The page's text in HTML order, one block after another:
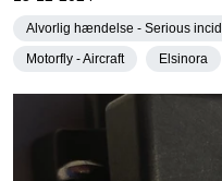
Alvorlig hændelse - Serious
Motorfly - Aircraft
Elsinora